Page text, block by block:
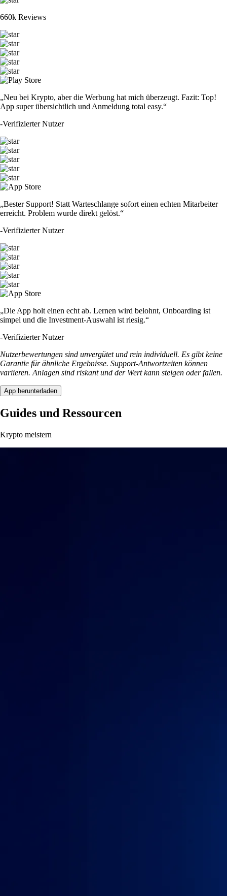
660k Reviews
„Neu bei Krypto, aber die Werbung hat mich überzeugt. Fazit: Top!
App super übersichtlich und Anmeldung total easy.“
-Verifizierter Nutzer
„Bester Support! Statt Warteschlange sofort einen echten Mitarbeiter
erreicht. Problem wurde direkt gelöst.“
-Verifizierter Nutzer
„Die App holt einen echt ab. Lernen wird belohnt, Onboarding ist
simpel und die Investment-Auswahl ist riesig.“
-Verifizierter Nutzer
Nutzerbewertungen sind unvergütet und rein individuell. Es gibt keine
Garantie für ähnliche Ergebnisse. Support-Antwortzeiten können
variieren. Anlagen sind riskant und der Wert kann steigen oder fallen.
App herunterladen
Guides und Ressourcen
Krypto meistern